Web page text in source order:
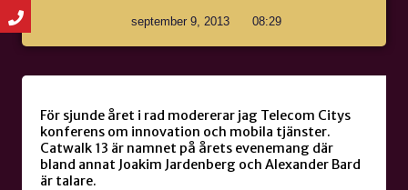
september 9, 2013 08:29
För sjunde året i rad modererar jag Telecom Citys
konferens om innovation och mobila tjänster.
Catwalk 13 är namnet på årets evenemang där
bland annat Joakim Jardenberg och Alexander Bard
är talare.